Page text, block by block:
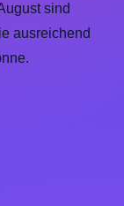
sind
ausreichend